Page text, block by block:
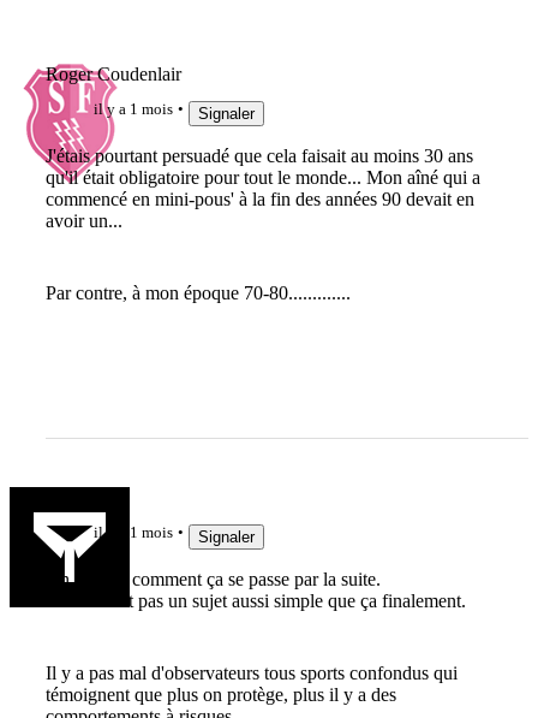
Roger Coudenlair
il y a 1 mois Signaler
J'étais pourtant persuadé que cela faisait au moins 30 ans
qu'il était obligatoire pour tout le monde... Mon aîné qui a
commencé en mini-pous' à la fin des années 90 devait en
avoir un...
Par contre, à mon époque 70-80.............
il y a 1 mois Signaler
On va voir comment ça se passe par la suite.
Car ce n'est pas un sujet aussi simple que ça finalement.
Il y a pas mal d'observateurs tous sports confondus qui
témoignent que plus on protège, plus il y a des